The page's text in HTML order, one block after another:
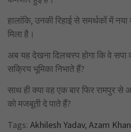
हालांकि, उनकी रिहाई से समर्थकों में
मिला है।
अब यह देखना दिलचस्प होगा कि वे सपा
सक्रिय भूमिका निभाते हैं?
साथ ही क्या वह एक बार फिर रामपुर से
को मजबूती दे पाते हैं?
Tags: Akhilesh Yadav,Azam Khan